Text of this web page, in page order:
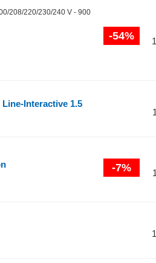
208/220/230/240 V - 900
-54%
Interactive 1.5
-7%